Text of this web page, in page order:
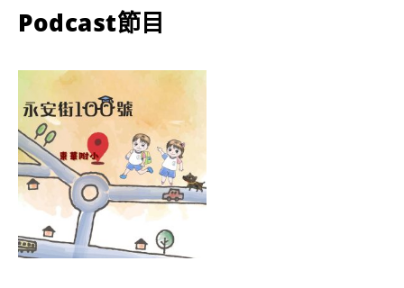
Podcast節目